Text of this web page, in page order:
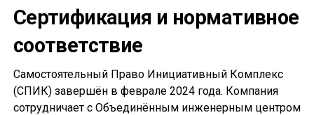
Сертификация и нормативное
соответствие
Самостоятельный Право Инициативный Комплекс
(СПИК) завершён в феврале 2024 года. Компания
сотрудничает с Объединённым инженерным центром